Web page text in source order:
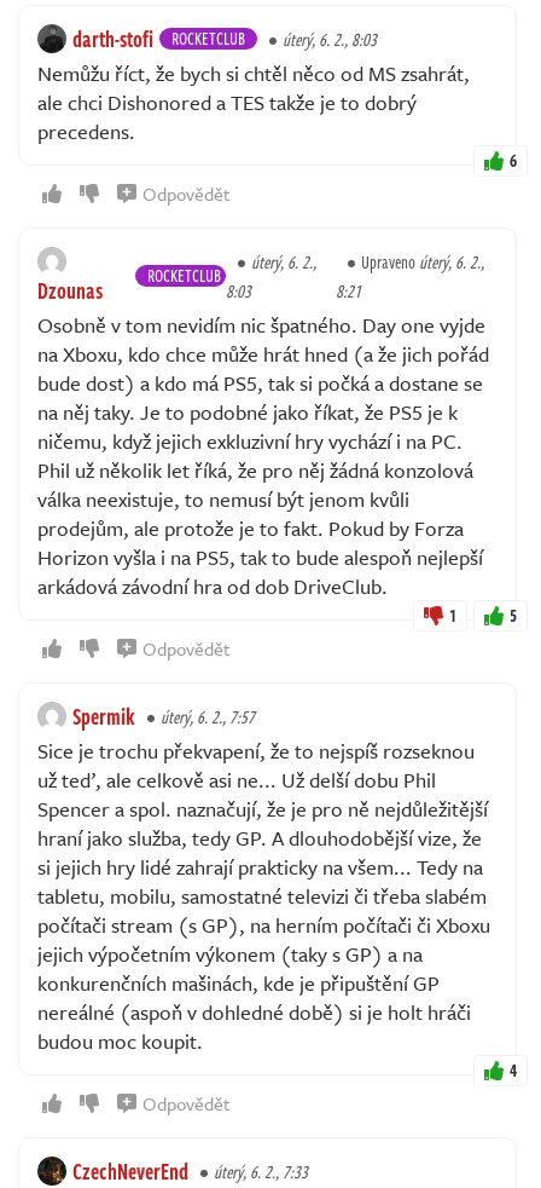
darth-stofi ROCKETCLUB úterý, 6. 2., 8:03
Nemůžu říct, že bych si chtěl něco od MS zsahrát,
ale chci Dishonored a TES takže je to dobrý
precedens.
6
Odpovědět
Dzounas ROCKETCLUB
úterý, 6. 2.,
8:03
Upravenoúterý, 6. 2.,
8:21
Osobně v tom nevidím nic špatného. Day one vyjde
na Xboxu, kdo chce může hrát hned (a že jich pořád
bude dost) a kdo má PS5, tak si počká a dostane se
na něj taky. Je to podobné jako říkat, že PS5 je k
ničemu, když jejich exkluzivní hry vychází i na PC.
Phil už několik let říká, že pro něj žádná konzolová
válka neexistuje, to nemusí být jenom kvůli
prodejům, ale protože je to fakt. Pokud by Forza
Horizon vyšla i na PS5, tak to bude alespoň nejlepší
arkádová závodní hra od dob DriveClub.
1 5
Odpovědět
Spermik úterý, 6. 2., 7:57
Sice je trochu překvapení, že to nejspíš rozseknou
už teď, ale celkově asi ne... Už delší dobu Phil
Spencer a spol. naznačují, že je pro ně nejdůležitější
hraní jako služba, tedy GP. A dlouhodobější vize, že
si jejich hry lidé zahrají prakticky na všem... Tedy na
tabletu, mobilu, samostatné televizi či třeba slabém
počítači stream (s GP), na herním počítači či Xboxu
jejich výpočetním výkonem (taky s GP) a na
konkurenčních mašinách, kde je připuštění GP
nereálné (aspoň v dohledné době) si je holt hráči
budou moc koupit.
4
Odpovědět
CzechNeverEnd úterý, 6. 2., 7:33